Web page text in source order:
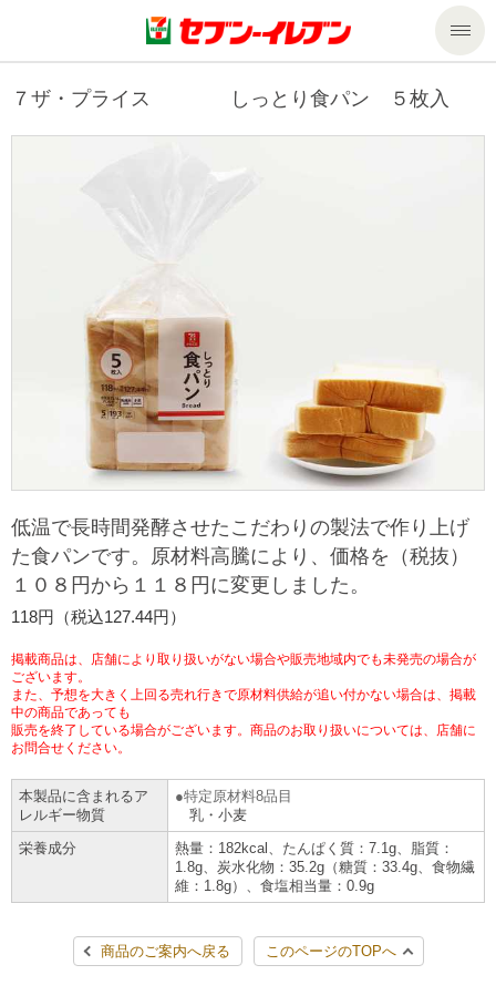
商品のご案内
商品カテゴリ一覧
セブンプレミアム
食の安全・安心への取組み
ギフト
プリペイドカード・金券
ニンテンドー・ダウンロードカード
nanacoトップ
マルチコピー機でできること
マルチコピー機でできることトップ
コピー
プリント
スキャン
ファクス
チケット
プリペイドサービス
スポーツ振興くじ
行政サービス
便利なサービス
宅配便
切手・はがき・印紙
セブン銀行ATM
ご利用可能なお支払い方法
スマホプリペイド
レジでApple Accountにチャージ
オンラインフォトサービス
チケットサービス
セブンチケット
イープラス
JTB
セブン‐イレブンでお受取り
セブンネットショッピング
企業情報トップ
ニュースリリース
ごあいさつ
企業理念
会社概要
貸借対照表・損益計算書
沿革
国内店舗数
売上高、店舗数推移
セブン‐イレブンの海外事業
データで見るセブン‐イレブン
私たちの取組み
サステナビリティ
サステナビリティトップ
セブン＆アイ・ホールディングスの重点課題
サステナビリティ活動基本方針
サステナビリティ推進体制
GREEN CHALLENGE 2050
4VISIONS
サステナビリティニュース
サステナビリティレポート
報告書ライブラリー
加盟店オーナー募集 物件募集・購入
アルバイト情報
店舗検索
お問い合わせ
Language
English (Corporate)
English (Services)
简体中文(服务)
한국어(서비스)
７ザ・プライス しっとり食パン ５枚入
低温で長時間発酵させたこだわりの製法で作り上げ
た食パンです。原材料高騰により、価格を（税抜）
１０８円から１１８円に変更しました。
118円（税込127.44円）
掲載商品は、店舗により取り扱いがない場合や販売地域内でも未発売の場合が
ございます。
また、予想を大きく上回る売れ行きで原材料供給が追い付かない場合は、掲載
中の商品であっても
販売を終了している場合がございます。商品のお取り扱いについては、店舗に
お問合せください。
本製品に含まれるア
レルギー物質
特定原材料8品目
乳・小麦
栄養成分
熱量：182kcal、たんぱく質：7.1g、脂質：
1.8g、炭水化物：35.2g（糖質：33.4g、食物繊
維：1.8g）、食塩相当量：0.9g
商品のご案内へ戻る このページのTOPへ